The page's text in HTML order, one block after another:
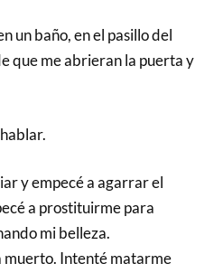
un baño, en el pasillo del
que me abrieran la puerta y
y empecé a agarrar el
a prostituirme para
mi belleza.
muerto. Intenté matarme